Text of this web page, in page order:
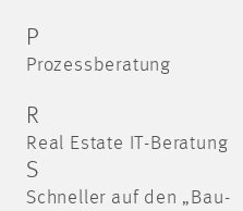
P
Prozessberatung
R
Real Estate IT-Beratung
S
Schneller auf den „Bau-